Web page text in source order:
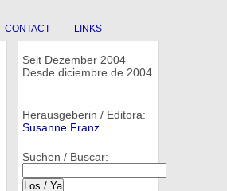
CONTACT LINKS
Seit Dezember 2004
Desde diciembre de 2004
Herausgeberin / Editora:
Susanne Franz
Suchen / Buscar: